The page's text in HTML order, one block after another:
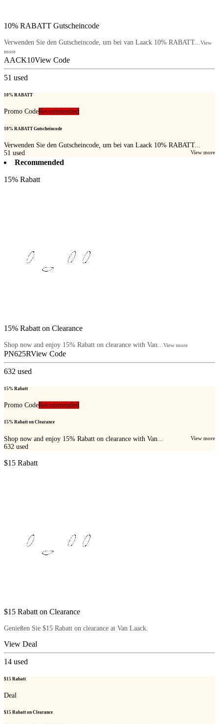
10% RABATT Gutscheincode
Verwenden Sie den Gutscheincode, um bei van Laack 10% RABATT...
View
more
AACK10View Code
51 used
10% RABATT
Promo CodeRecommended
10% RABATT Gutscheincode
Verwenden Sie den Gutscheincode, um bei van Laack 10% RABATT...
View more
51 used
Recommended
15% Rabatt
15% Rabatt on Clearance
Shop now and enjoy 15% Rabatt on clearance with Van... View more
PN625RView Code
632 used
15% Rabatt
Promo CodeRecommended
15% Rabatt on Clearance
Shop now and enjoy 15% Rabatt on clearance with Van... View more
632 used
$15 Rabatt
$15 Rabatt on Clearance
Genießen Sie $15 Rabatt on clearance at Van Laack.
View Deal
14 used
$15 Rabatt
Deal
$15 Rabatt on Clearance